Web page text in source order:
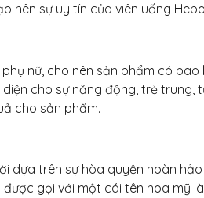
nên sự uy tín của viên uống
nữ, cho nên sản phẩm có
cho sự năng động, trẻ trung,
cho sản phẩm.
dựa trên sự hòa quyện hoàn
gọi với một cái tên hoa mỹ